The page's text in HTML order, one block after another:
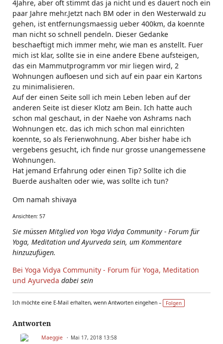
4Jahre, aber oft stimmt das ja nicht und es dauert noch ein
paar Jahre mehr.Jetzt nach BM oder in den Westerwald zu
gehen, ist entfernungsmaessig ueber 400km, da koennte
man nicht so schnell pendeln. Dieser Gedanke
beschaeftigt mich immer mehr, wie man es anstellt. Fuer
mich ist klar, sollte sie in eine andere Ebene aufsteigen,
das ein Mammutprogramm vor mir liegen wird, 2
Wohnungen aufloesen und sich auf ein paar ein Kartons
zu minimalisieren.
Auf der einen Seite soll ich mein Leben leben auf der
anderen Seite ist dieser Klotz am Bein. Ich hatte auch
schon mal geschaut, in der Naehe von Ashrams nach
Wohnungen etc. das ich mich schon mal einrichten
koennte, so als Ferienwohnung. Aber bisher habe ich
vergebens gesucht, ich finde nur grosse unangemessene
Wohnungen.
Hat jemand Erfahrung oder einen Tip? Sollte ich die
Buerde aushalten oder wie, was sollte ich tun?
Om namah shivaya
Ansichten: 57
Sie müssen Mitglied von Yoga Vidya Community - Forum für
Yoga, Meditation und Ayurveda sein, um Kommentare
hinzuzufügen.
Bei Yoga Vidya Community - Forum für Yoga, Meditation
und Ayurveda dabei sein
Ich möchte eine E-Mail erhalten, wenn Antworten eingehen – Folgen
Antworten
Maeggie Mai 17, 2018 13:58